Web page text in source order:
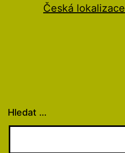
Česká lokalizace
Hledat …